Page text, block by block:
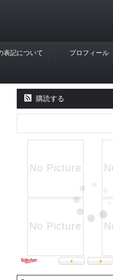
表記について プロフィール
購読する